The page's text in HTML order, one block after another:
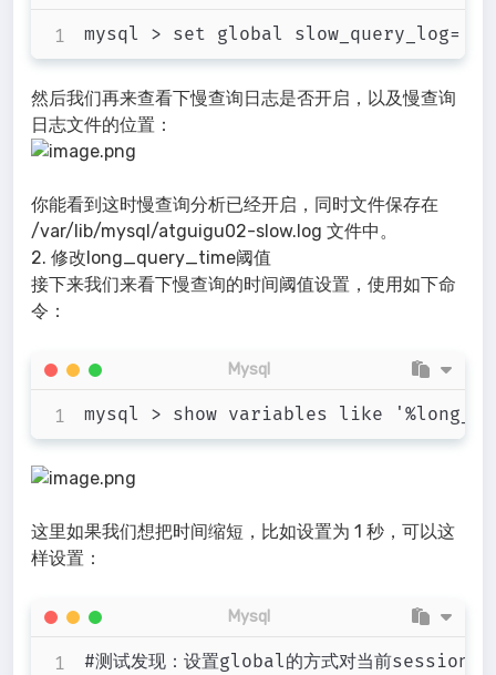
然后我们再来查看下慢查询日志是否开启，以及慢查询
日志文件的位置：
你能看到这时慢查询分析已经开启，同时文件保存在
/var/lib/mysql/atguigu02-slow.log 文件中。
2. 修改long_query_time阈值
接下来我们来看下慢查询的时间阈值设置，使用如下命
令：
Mysql
这里如果我们想把时间缩短，比如设置为 1 秒，可以这
样设置：
#测试发现：设置global的方式对当前session的
Mysql